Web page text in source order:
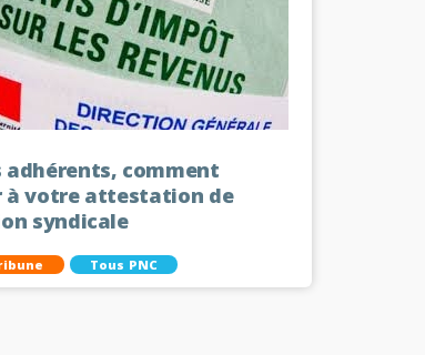
adhérents, comment
à votre attestation de
syndicale
Tous PNC